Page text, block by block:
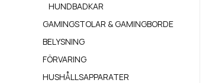
HUNDBADKAR
GAMINGSTOLAR & GAMINGBORDE
BELYSNING
FÖRVARING
HUSHÅLLSAPPARATER